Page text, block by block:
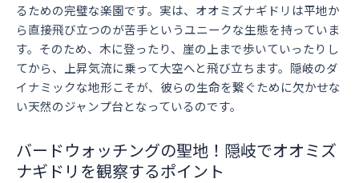
るための完璧な楽園です。実は、オオミズナギドリは平地か
ら直接飛び立つのが苦手というユニークな生態を持っていま
す。そのため、木に登ったり、崖の上まで歩いていったりし
てから、上昇気流に乗って大空へと飛び立ちます。隠岐のダ
イナミックな地形こそが、彼らの生命を繋ぐために欠かせな
い天然のジャンプ台となっているのです。
バードウォッチングの聖地！隠岐でオオミズ
ナギドリを観察するポイント